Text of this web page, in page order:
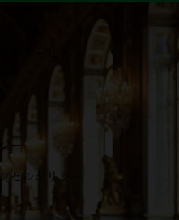
ー
セルポリシー